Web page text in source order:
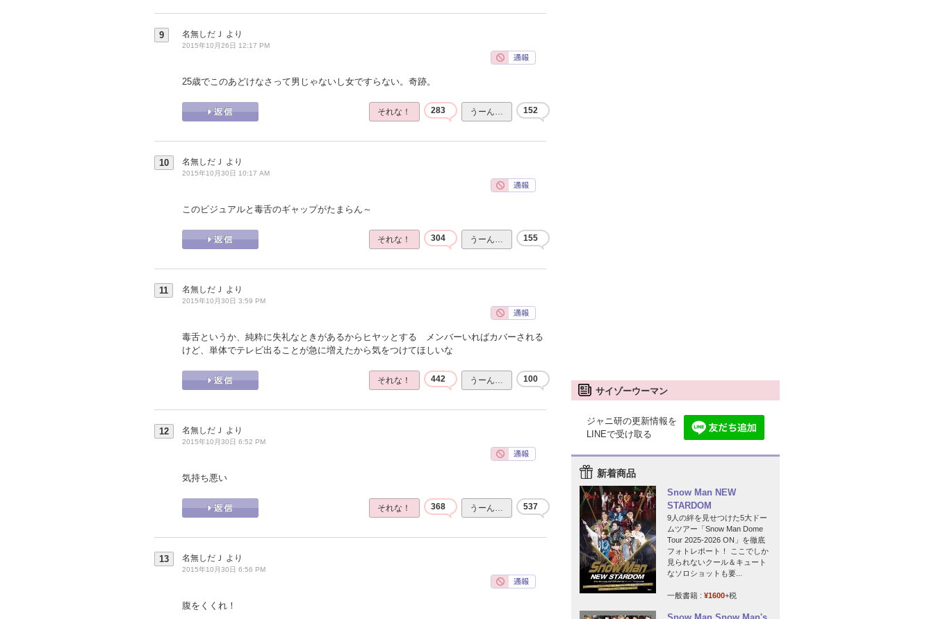
9 名無しだＪ より
2015年10月26日 12:17 PM
25歳でこのあどけなさって男じゃないし女ですらない。奇跡。
それな！ 283 うーん… 152
10 名無しだＪ より
2015年10月30日 10:17 AM
このビジュアルと毒舌のギャップがたまらん～
それな！ 304 うーん… 155
11 名無しだＪ より
2015年10月30日 3:59 PM
毒舌というか、純粋に失礼なときがあるからヒヤッとする メンバーいればカバーされる
けど、単体でテレビ出ることが急に増えたから気をつけてほしいな
それな！ 442 うーん… 100
12 名無しだＪ より
2015年10月30日 6:52 PM
気持ち悪い
それな！ 368 うーん… 537
13 名無しだＪ より
2015年10月30日 6:56 PM
腹をくくれ！
サイゾーウーマン
ジャニ研の更新情報を
LINEで受け取る
新着商品
Snow Man NEW
STARDOM
9人の絆を見せつけた5大ドー
ムツアー「Snow Man Dome
Tour 2025-2026 ON」を徹底
フォトレポート！ ここでしか
見られないクール＆キュート
なソロショットも要...
一般書籍 : ¥1600+税